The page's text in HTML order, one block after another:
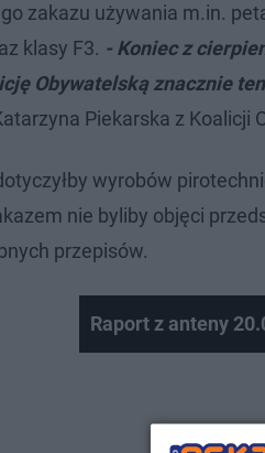
zakazu używania m.in.
klasy F3. - Koniec z
Obywatelską znacznie
Piekarska z Koalicji
wyrobów
nie byliby objęci
przepisów.
Raport z anteny